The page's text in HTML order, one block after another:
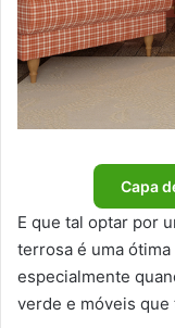
Capa
E que tal optar por
terrosa é uma
especialmente
verde e móveis que